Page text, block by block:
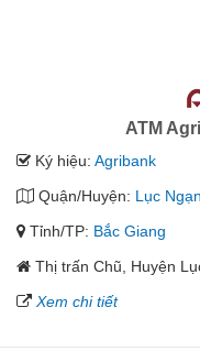
ATM
Ký hiệu: Agribank
Quận/Huyện: Lục Ngạn
Tỉnh/TP: Bắc Giang
Thị trấn Chũ, Huyện
Xem chi tiết